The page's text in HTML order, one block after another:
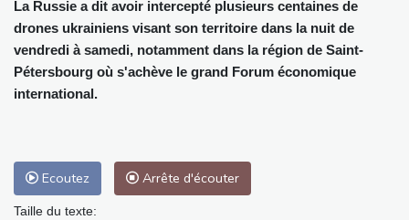
La Russie a dit avoir intercepté plusieurs centaines de
drones ukrainiens visant son territoire dans la nuit de
vendredi à samedi, notamment dans la région de Saint-
Pétersbourg où s'achève le grand Forum économique
international.
Ecoutez Arrête d'écouter
Taille du texte: